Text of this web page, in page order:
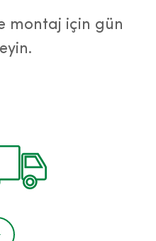
montaj için gün